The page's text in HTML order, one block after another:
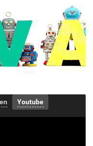
Youtube